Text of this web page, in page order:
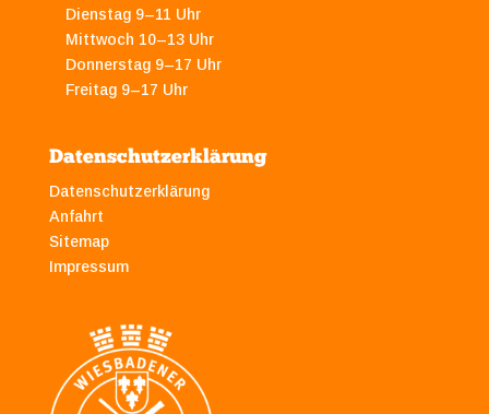
Dienstag 9–11 Uhr
Mittwoch 10–13 Uhr
Donnerstag 9–17 Uhr
Freitag 9–17 Uhr
Datenschutzerklärung
Datenschutzerklärung
Anfahrt
Sitemap
Impressum